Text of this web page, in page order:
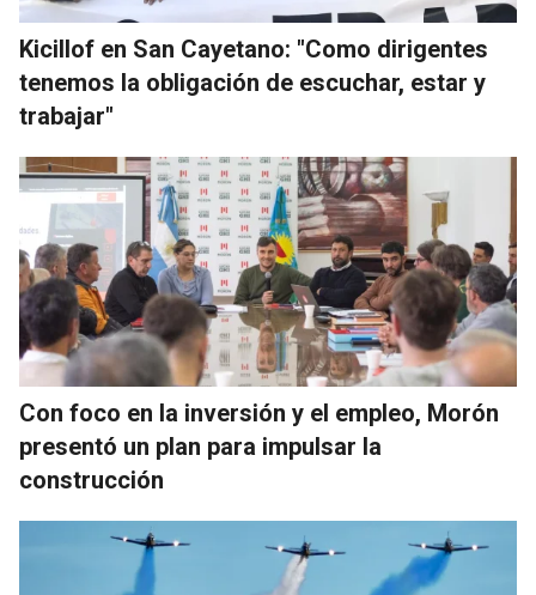
Kicillof en San Cayetano: "Como dirigentes
tenemos la obligación de escuchar, estar y
trabajar"
Con foco en la inversión y el empleo, Morón
presentó un plan para impulsar la
construcción